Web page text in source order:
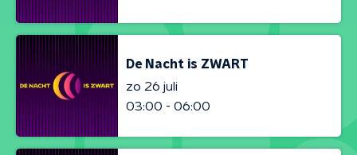
De Nacht is ZWART
zo 26 juli
03:00 - 06:00